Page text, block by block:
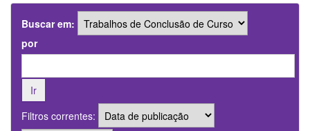
Buscar em:
por
Filtros correntes: